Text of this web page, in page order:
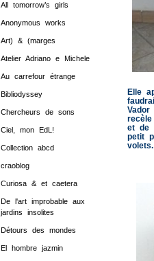
All tomorrow’s girls
Anonymous works
Art) & (marges
Atelier Adriano e Michele
Au carrefour étrange
Bibliodyssey
Chercheurs de sons
Ciel, mon EdL!
Collection abcd
craoblog
Curiosa & et caetera
De l'art improbable aux
jardins insolites
Détours des mondes
El hombre jazmin
Elle
et de
petit
volets.